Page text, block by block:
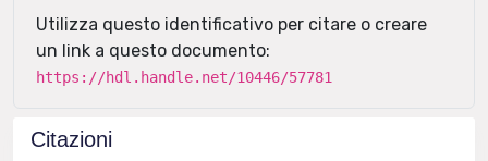
Utilizza questo identificativo per citare o creare
un link a questo documento:
https://hdl.handle.net/10446/57781
Citazioni